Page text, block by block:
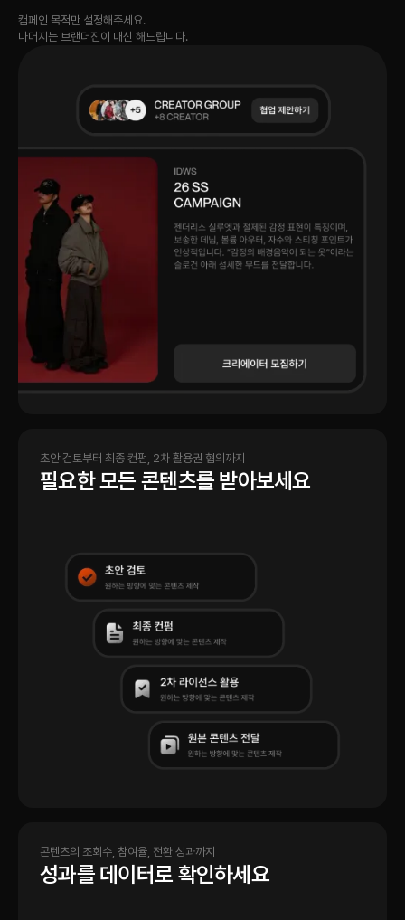
캠페인 목적만 설정해주세요.
나머지는 브랜더진이 대신 해드립니다.
초안 검토부터 최종 컨펌, 2차 활용권 협의까지
필요한 모든 콘텐츠를 받아보세요
콘텐츠의 조회수, 참여율, 전환 성과까지
성과를 데이터로 확인하세요